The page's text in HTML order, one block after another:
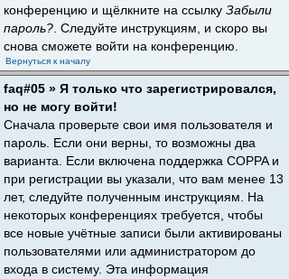
конференцию и щёлкните на ссылку Забыли
пароль? . Следуйте инструкциям, и скоро вы
снова сможете войти на конференцию.
Вернуться к началу
faq#05 » Я только что зарегистрировался,
но не могу войти!
Сначала проверьте свои имя пользователя и
пароль. Если они верны, то возможны два
варианта. Если включена поддержка COPPA и
при регистрации вы указали, что вам менее 13
лет, следуйте полученным инструкциям. На
некоторых конференциях требуется, чтобы
все новые учётные записи были активированы
пользователями или администратором до
входа в систему. Эта информация